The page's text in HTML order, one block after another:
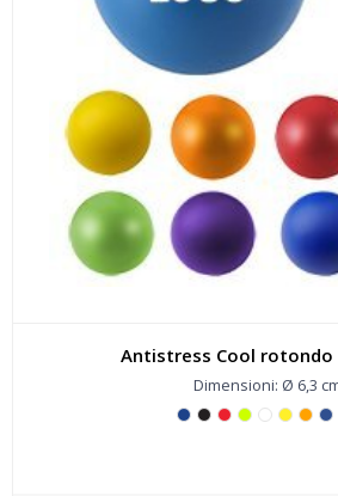
Antistress Cool rotondo
Dimensioni: Ø 6,3